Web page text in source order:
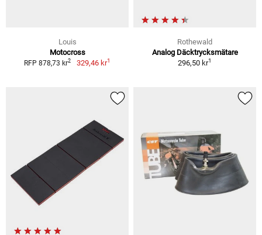
Louis
Motocross
RFP 878,73 kr2 329,46 kr1
Rothewald
Analog Däcktrycksmätare
296,50 kr1